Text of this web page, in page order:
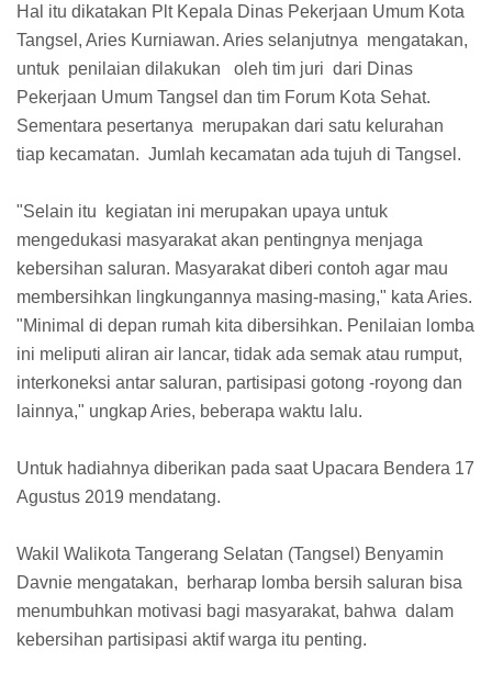
Hal itu dikatakan Plt Kepala Dinas Pekerjaan Umum Kota
Tangsel, Aries Kurniawan. Aries selanjutnya mengatakan,
untuk penilaian dilakukan oleh tim juri dari Dinas
Pekerjaan Umum Tangsel dan tim Forum Kota Sehat.
Sementara pesertanya merupakan dari satu kelurahan
tiap kecamatan. Jumlah kecamatan ada tujuh di Tangsel.
"Selain itu kegiatan ini merupakan upaya untuk
mengedukasi masyarakat akan pentingnya menjaga
kebersihan saluran. Masyarakat diberi contoh agar mau
membersihkan lingkungannya masing-masing," kata Aries.
"Minimal di depan rumah kita dibersihkan. Penilaian lomba
ini meliputi aliran air lancar, tidak ada semak atau rumput,
interkoneksi antar saluran, partisipasi gotong -royong dan
lainnya," ungkap Aries, beberapa waktu lalu.
Untuk hadiahnya diberikan pada saat Upacara Bendera 17
Agustus 2019 mendatang.
Wakil Walikota Tangerang Selatan (Tangsel) Benyamin
Davnie mengatakan, berharap lomba bersih saluran bisa
menumbuhkan motivasi bagi masyarakat, bahwa dalam
kebersihan partisipasi aktif warga itu penting.